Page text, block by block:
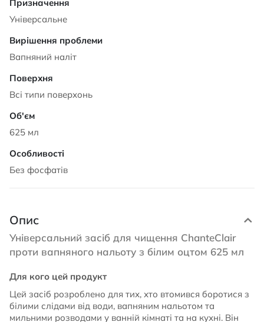
Універсальне
Вапняний наліт
Всі типи поверхонь
625 мл
Без фосфатів
Опис
Універсальний засіб для чищення ChanteClair
проти вапняного нальоту з білим оцтом 625 мл
Для кого цей продукт
Цей засіб розроблено для тих, хто втомився боротися з
білими слідами від води, вапняним нальотом та
мильними розводами у ванній кімнаті та на кухні. Він